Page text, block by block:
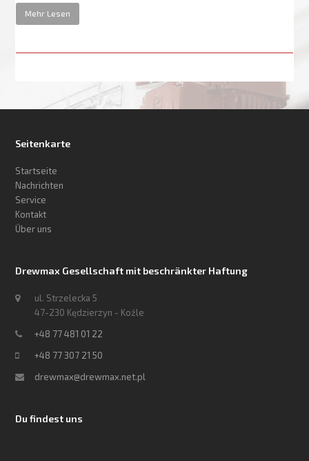
Mehr Lesen
Seitenkarte
Startseite
Nachrichten
Service
Kontakt
Über uns
Drewmax Gesellschaft mit beschränkter Haftung
ul. Strzelecka 5
47-230 Kędzierzyn - Koźle
+48 77 481 01 22
+48 77 307 21 50
drewmax@drewmax.net.pl
Du findest uns